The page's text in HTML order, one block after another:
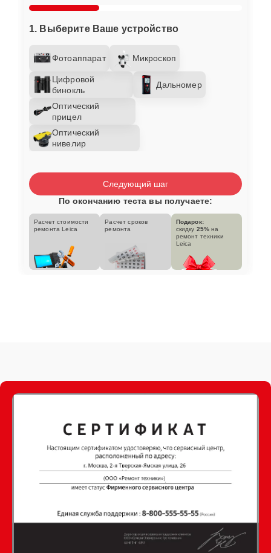
1. Выберите Ваше устройство
Фотоаппарат Микроскоп
Цифровой
бинокль
Дальномер
Оптический
прицел
Оптический
нивелир
Следующий шаг
По окончанию теста вы получаете:
Расчет стоимости
ремонта Leica
Расчет сроков
ремонта
Подарок:
скидку 25% на
ремонт техники
Leica